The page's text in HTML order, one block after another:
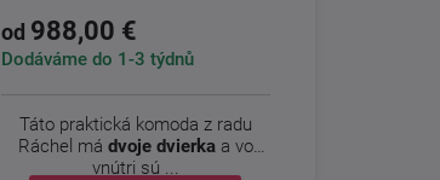
od 988,00 €
Dodáváme do 1-3 týdnů
Táto praktická komoda z radu
Ráchel má dvoje dvierkaa vo
vnútri sú ...